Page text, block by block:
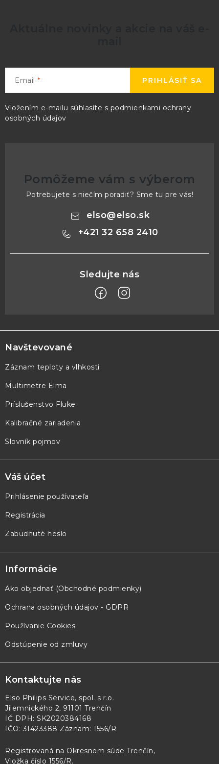
Email
Vložením e-mailu súhlasíte s podmienkami ochrany
osobných údajov
PRIHLÁSIŤ SA
Pomôžeme vám s výberom
Potrebujete s niečím poradiť? Sme tu pre vás!
elso@elso.sk
+421 32 658 2410
á
p
ä
e
Navštevované
Záznam teploty a vlhkosti
Multimetre Elma
Príslušenstvo Fluke
Kalibračné zariadenia
Slovník pojmov
Váš účet
Prihlásenie používateľa
Registrácia
Zabudnuté heslo
Informácie
Ako objednať (Obchodné podmienky)
Ochrana osobných údajov - GDPR
Používanie Cookies
Odstúpenie od zmluvy
Kontaktujte nás
Elso Philips Service, spol. s r.o.
Jilemnického 2, 91101 Trenčín
IČ DPH: SK2020384168
IČO: 31423388 Záznam: 1556/R
Registrovaná na Okresnom súde Trenčín,
Vložka číslo 1556/R.